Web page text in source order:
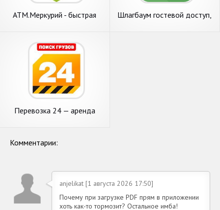
АТМ.Меркурий - быстрая
Шлагбаум гостевой доступ,
Перевозка 24 — аренда
Комментарии:
anjelikat [1 августа 2026 17:50]
Почему при загрузке PDF прям в приложении
хоть как-то тормозит? Остальное имба!